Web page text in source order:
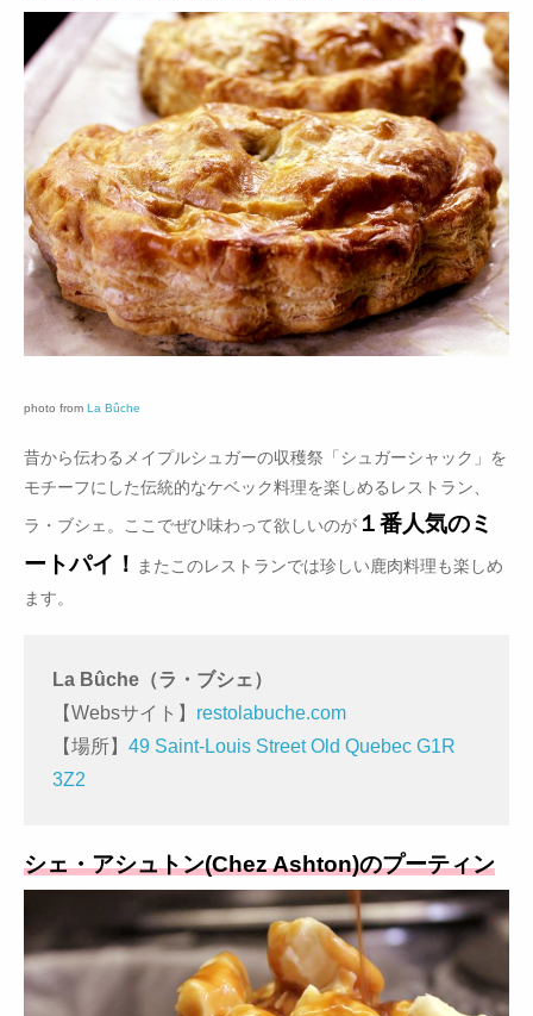
photo from La Bûche
昔から伝わるメイプルシュガーの収穫祭「シュガーシャック」を
モチーフにした伝統的なケベック料理を楽しめるレストラン、
ラ・ブシェ。ここでぜひ味わって欲しいのが １番人気のミ
ートパイ！ またこのレストランでは珍しい鹿肉料理も楽しめ
ます。
La Bûche（ラ・ブシェ）
【Websサイト】 restolabuche.com
【場所】 49 Saint-Louis Street Old Quebec G1R
3Z2
シェ・アシュトン(Chez Ashton)のプーティン